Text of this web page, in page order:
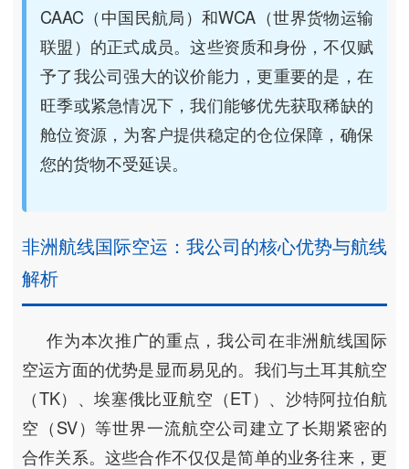
CAAC（中国民航局）和WCA（世界货物运输
联盟）的正式成员。这些资质和身份，不仅赋
予了我公司强大的议价能力，更重要的是，在
旺季或紧急情况下，我们能够优先获取稀缺的
舱位资源，为客户提供稳定的仓位保障，确保
您的货物不受延误。
非洲航线国际空运：我公司的核心优势与航线
解析
作为本次推广的重点，我公司在非洲航线国际
空运方面的优势是显而易见的。我们与土耳其航空
（TK）、埃塞俄比亚航空（ET）、沙特阿拉伯航
空（SV）等世界一流航空公司建立了长期紧密的
合作关系。这些合作不仅仅是简单的业务往来，更